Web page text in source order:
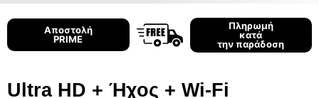
Αποστολή
PRIME
Πληρωμή
κατά
την παράδοση
Ultra HD + Ήχος + Wi-Fi